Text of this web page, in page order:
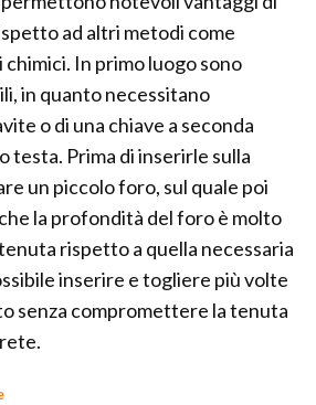
ad altri metodi come
In primo luogo sono
in quanto necessitano
o di una chiave a seconda
testa. Prima di inserirle sulla
un piccolo foro, sul quale poi
la profondità del foro è molto
rispetto a quella necessaria
inserire e togliere più volte
senza compromettere la tenuta